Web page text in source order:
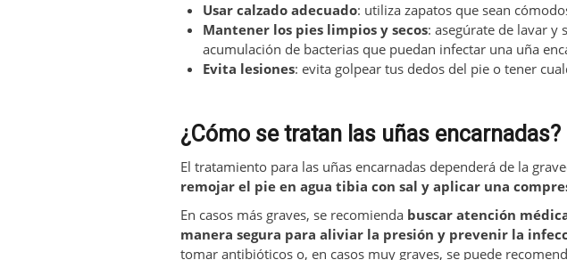
Usar calzado adecuado: utiliza zapatos que sean
Mantener los pies limpios y secos: asegúrate de lavar y
acumulación de bacterias que puedan infectar una uña
Evita lesiones: evita golpear tus dedos del pie o tener
¿Cómo se tratan las uñas encarnadas?
El tratamiento para las uñas encarnadas dependerá de la
remojar el pie en agua tibia con sal y aplicar una
En casos más graves, se recomienda buscar atención
manera segura para aliviar la presión y prevenir la
tomar antibióticos o, en casos muy graves, se puede